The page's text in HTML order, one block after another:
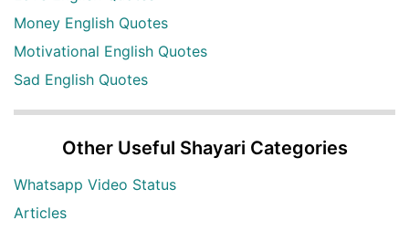
Money English Quotes
Motivational English Quotes
Sad English Quotes
Other Useful Shayari Categories
Whatsapp Video Status
Articles